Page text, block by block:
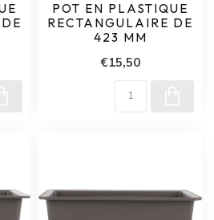
POT EN PLASTIQUE
RECTANGULAIRE DE
423 MM
€15,50